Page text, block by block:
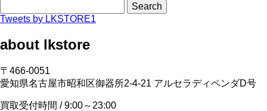
カ
ブ
Search
Tweets by LKSTORE1
about lkstore
〒466-0051
愛知県名古屋市昭和区御器所2-4-21 アルセラディペンダD号
買取受付時間 / 9:00～23:00